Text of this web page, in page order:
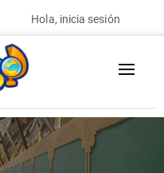
Hola, inicia sesión